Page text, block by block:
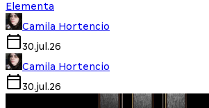
Elementa
Camila Hortencio
30.jul.26
Camila Hortencio
30.jul.26